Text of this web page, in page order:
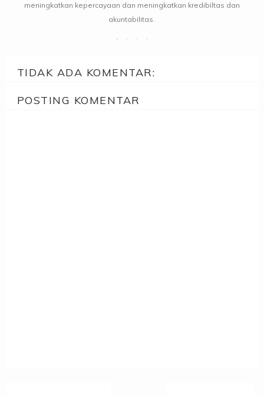
meningkatkan kepercayaan dan meningkatkan kredibiltas dan
akuntabilitas.
TIDAK ADA KOMENTAR:
POSTING KOMENTAR